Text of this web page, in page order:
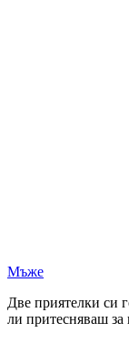
Мъже
Две приятелки си
ли притесняваш за